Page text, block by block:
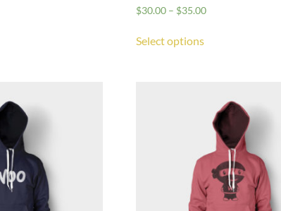
$30.00– $35.00
Select options